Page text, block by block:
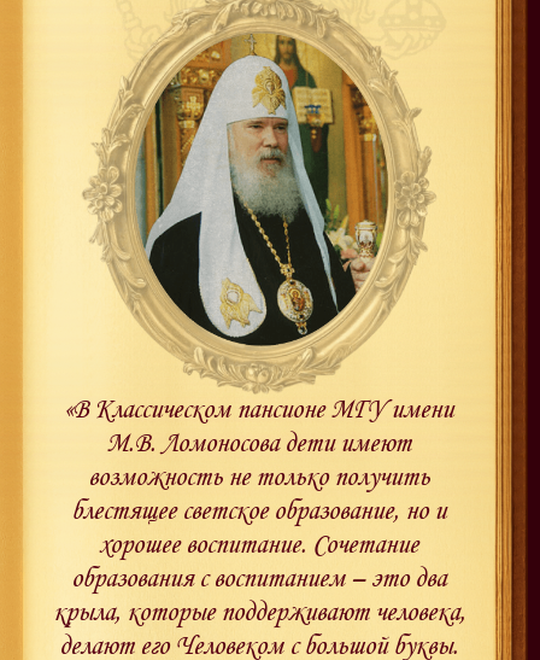
«В Классическом пансионе МГУ имени
М.В. Ломоносова дети имеют
возможность не только получить
блестящее светское образование, но и
хорошее воспитание. Сочетание
образования с воспитанием – это два
крыла, которые поддерживают человека,
делают его Человеком с большой буквы.